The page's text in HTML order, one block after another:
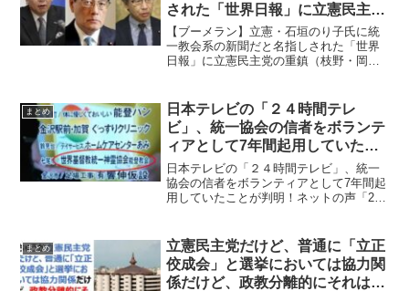
された「世界日報」に立憲民主党
の重鎮（枝野・岡田・安住）も登
場していた
【ブーメラン】立憲・石垣のり子氏に統
一教会系の新聞だと名指しされた「世界
日報」に立憲民主党の重鎮（枝野・岡
指しされた「世界日報」ですが、実は、
立憲民主党の重鎮（枝野・岡...
まとめ
日本テレビの「２４時間テレ
ビ」、統一協会の信者をボランテ
ィアとして7年間起用していたこ
とが判明！ネットの声「24時間テ
レビもアウトでしょ。番組打ち切
りにすべき」
日本テレビの「２４時間テレビ」、統一
協会の信者をボランティアとして7年間起
用していたことが判明！ネットの声「24
道に対する注意喚起」として日本テレビ
の24時間テレビで、...
まとめ
立憲民主党だけど、普通に「立正
佼成会」と選挙においては協力関
係だけど、政教分離的にそれはえ